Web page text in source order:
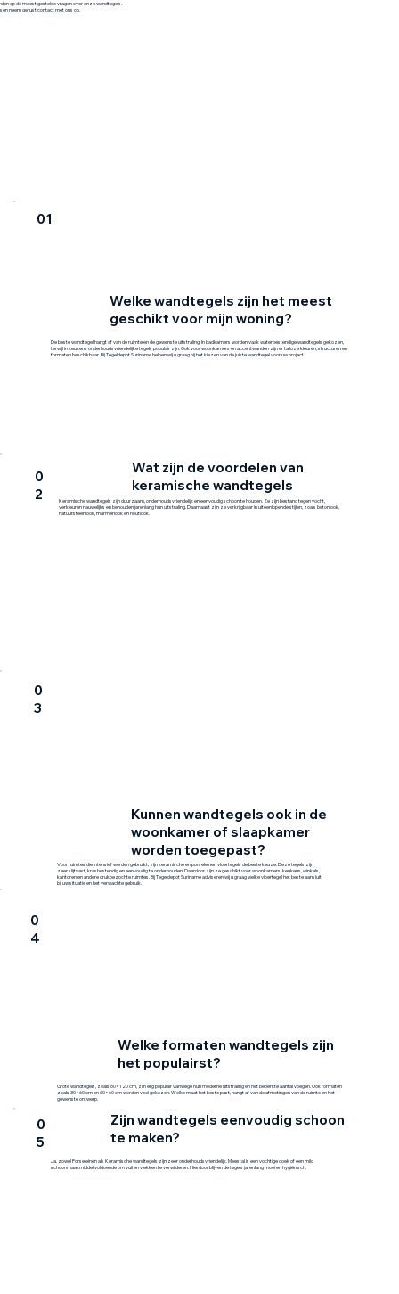
op de meest gestelde vragen over onze wandtegels.
neem gerust contact met ons op.
Welke wandtegels zijn het meest
geschikt voor mijn woning?
De beste wandtegel hangt af van de ruimte en de gewenste uitstraling. In badkamers worden vaak waterbestendige wandtegels gekozen,
terwijl in keukens onderhoudsvriendelijke tegels populair zijn. Ook voor woonkamers en accentwanden zijn er talloze kleuren, structuren en
formaten beschikbaar. Bij Tegeldepot Suriname helpen wij u graag bij het kiezen van de juiste wandtegel voor uw project.
01
Wat zijn de voordelen van
keramische wandtegels
Keramische wandtegels zijn duurzaam, onderhoudsvriendelijk en eenvoudig schoon te houden. Ze zijn bestand tegen vocht,
verkleuren nauwelijks en behouden jarenlang hun uitstraling. Daarnaast zijn ze verkrijgbaar in uiteenlopende stijlen, zoals betonlook,
natuursteenlook, marmerlook en houtlook.
0
2
Kunnen wandtegels ook in de
woonkamer of slaapkamer
worden toegepast?
Voor ruimtes die intensief worden gebruikt, zijn keramische en porseleinen vloertegels de beste keuze. Deze tegels zijn
zeer slijtvast, krasbestendig en eenvoudig te onderhouden. Daardoor zijn ze geschikt voor woonkamers, keukens, winkels,
kantoren en andere drukbezochte ruimtes. Bij Tegeldepot Suriname adviseren wij u graag welke vloertegel het beste aansluit
bij uw situatie en het verwachte gebruik.
0
3
Grote wandtegels, zoals 60×120 cm, zijn erg populair vanwege hun moderne uitstraling en het beperkte aantal voegen. Ook formaten
zoals 30×60 cm en 60×60 cm worden veel gekozen. Welke maat het beste past, hangt af van de afmetingen van de ruimte en het
gewenste ontwerp.
Welke formaten wandtegels zijn
het populairst?
0
4
Zijn wandtegels eenvoudig schoon
te maken?
Ja. zowel Porseleinen als Keramische wandtegels zijn zeer onderhoudsvriendelijk. Meestal is een vochtige doek of een mild
schoonmaakmiddel voldoende om vuil en vlekken te verwijderen. Hierdoor blijven de tegels jarenlang mooi en hygiënisch.
0
5